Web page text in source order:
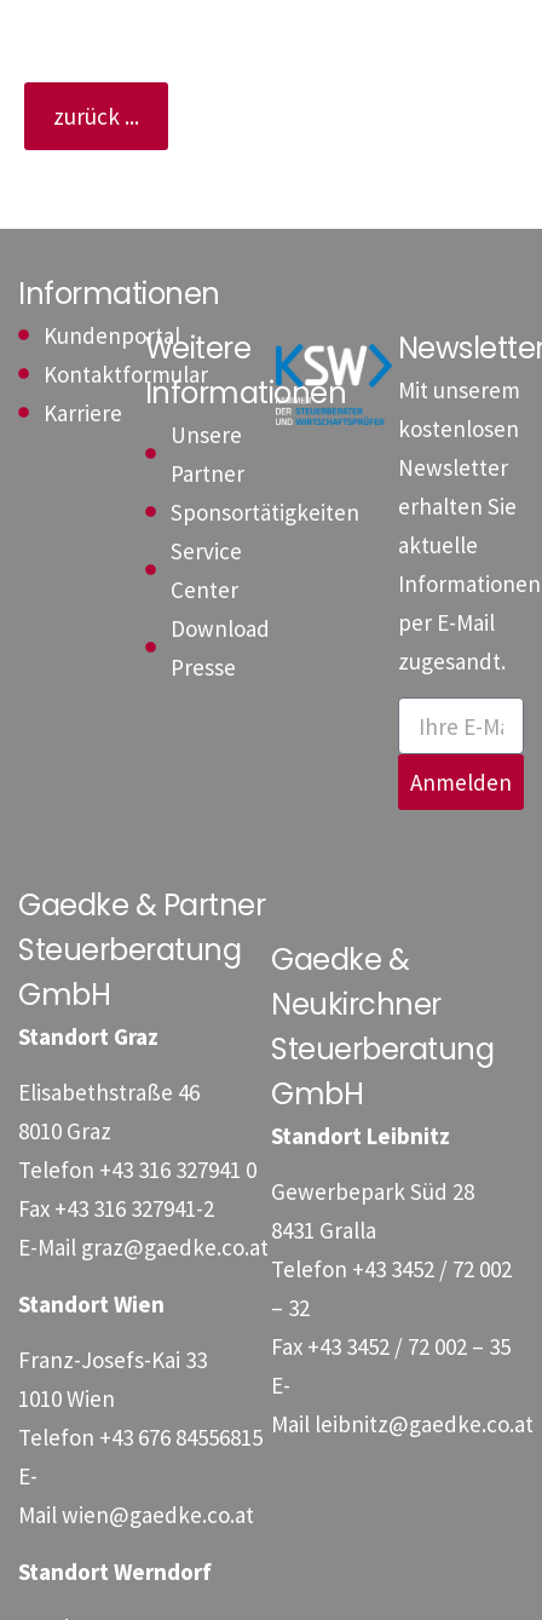
zurück ...
Informationen
Kundenportal
Kontaktformular
Karriere
Weitere
Informationen
Unsere
Partner
Sponsortätigkeiten
Service
Center
Download
Presse
Mit unserem
kostenlosen
Newsletter
erhalten Sie
aktuelle
Informationen
per E-Mail
zugesandt.
Anmelden
Gaedke & Partner
Steuerberatung
GmbH
Standort Graz
Elisabethstraße 46
8010 Graz
Telefon +43 316 327941 0
Fax +43 316 327941-2
E-Mail graz@gaedke.co.at
Standort Wien
Franz-Josefs-Kai 33
1010 Wien
Telefon +43 676 84556815
E-
Mailwien@gaedke.co.at
Standort Werndorf
Gaedke &
Neukirchner
Steuerberatung
GmbH
Standort Leibnitz
Gewerbepark Süd 28
8431 Gralla
Telefon +43 3452 / 72 002
– 32
Fax +43 3452 / 72 002 – 35
E-
Mail leibnitz@gaedke.co.at